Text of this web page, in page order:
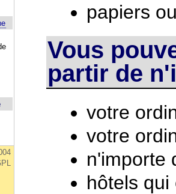
papiers
Vous
partir de
votre
votre
n'importe
hôtels